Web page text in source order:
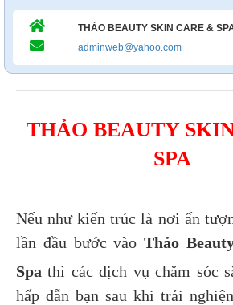
THẢO BEAUTY SKIN CARE &
adminweb@yahoo.com
THẢO BEAUTY
SPA
Nếu như kiến trúc là nơi ấn
lần đầu bước vào Thảo
Spa thì các dịch vụ chăm sóc
hấp dẫn bạn sau khi trải